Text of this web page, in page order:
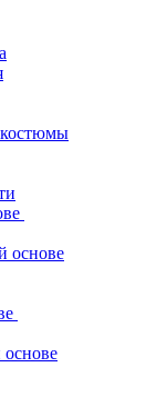
основе
основе